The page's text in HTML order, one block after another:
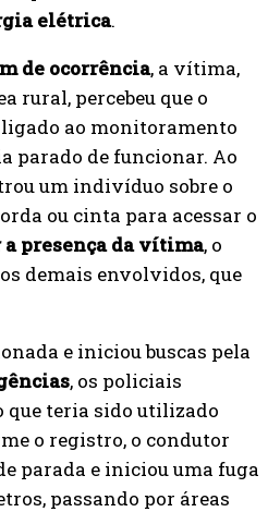
elétrica.
de ocorrência, a vítima,
rural, percebeu que o
ao monitoramento
parado de funcionar. Ao
um indivíduo sobre o
ou cinta para acessar o
a presença da vítima, o
demais envolvidos, que
e iniciou buscas pela
, os policiais
teria sido utilizado
o registro, o condutor
parada e iniciou uma fuga
passando por áreas